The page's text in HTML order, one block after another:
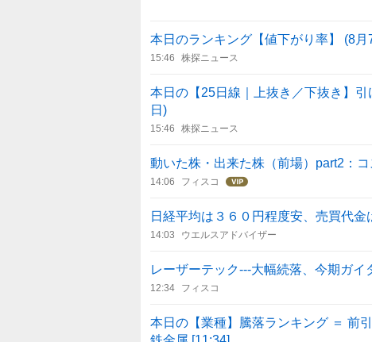
本日のランキング【値下がり率】 (8月
15:46 株探ニュース
本日の【25日線｜上抜き／下抜き
日)
15:46 株探ニュース
動いた株・出来た株（前場）part2：
14:06 フィスコ
日経平均は３６０円程度安、売買代
14:03 ウエルスアドバイザー
レーザーテック---大幅続落、今期ガイ
12:34 フィスコ
本日の【業種】騰落ランキング ＝